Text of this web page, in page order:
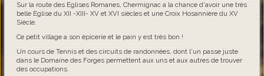
Sur la route des Eglises Romanes, Chermignac a la chance d'avoir une très
belle Eglise du XII -XIII- XV et XVI siècles et une Croix Hosannière du XV
Siècle.
Ce petit village a son épicerie et le pain y est très bon !
Un cours de Tennis et des circuits de randonnées, dont l'un passe juste
dans le Domaine des Forges permettent aux uns et aux autres de trouver
des occupations.